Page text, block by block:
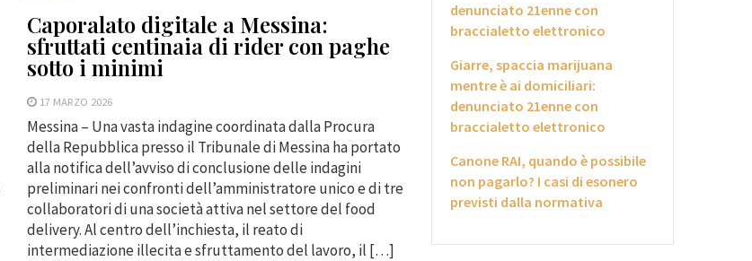
Caporalato digitale a Messina:
sfruttati centinaia di rider con paghe
sotto i minimi
17 MARZO 2026
Messina – Una vasta indagine coordinata dalla Procura
della Repubblica presso il Tribunale di Messina ha portato
alla notifica dell’avviso di conclusione delle indagini
preliminari nei confronti dell’amministratore unico e di tre
collaboratori di una società attiva nel settore del food
delivery. Al centro dell’inchiesta, il reato di
intermediazione illecita e sfruttamento del lavoro, il […]
denunciato 21enne con
braccialetto elettronico
Giarre, spaccia marijuana
mentre è ai domiciliari:
denunciato 21enne con
braccialetto elettronico
Canone RAI, quando è possibile
non pagarlo? I casi di esonero
previsti dalla normativa